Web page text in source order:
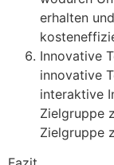
erhalten
Innovative
innovative
interaktive
Zielgruppe
Zielgruppe